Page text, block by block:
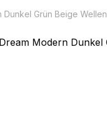
Grün Beige Wellen